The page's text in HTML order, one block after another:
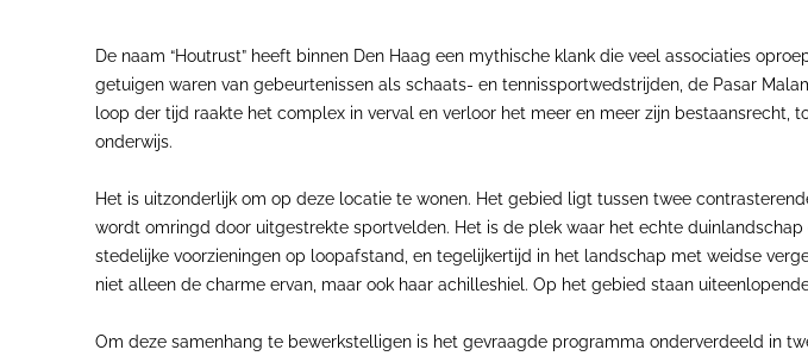
De naam “Houtrust” heeft binnen Den Haag een mythische klank die veel associaties
getuigen waren van gebeurtenissen als schaats- en tennissportwedstrijden, de Pasar
loop der tijd raakte het complex in verval en verloor het meer en meer zijn
onderwijs.
Het is uitzonderlijk om op deze locatie te wonen. Het gebied ligt tussen twee
wordt omringd door uitgestrekte sportvelden. Het is de plek waar het echte
stedelijke voorzieningen op loopafstand, en tegelijkertijd in het landschap met weidse
niet alleen de charme ervan, maar ook haar achilleshiel. Op het gebied staan
Om deze samenhang te bewerkstelligen is het gevraagde programma onderverdeeld in